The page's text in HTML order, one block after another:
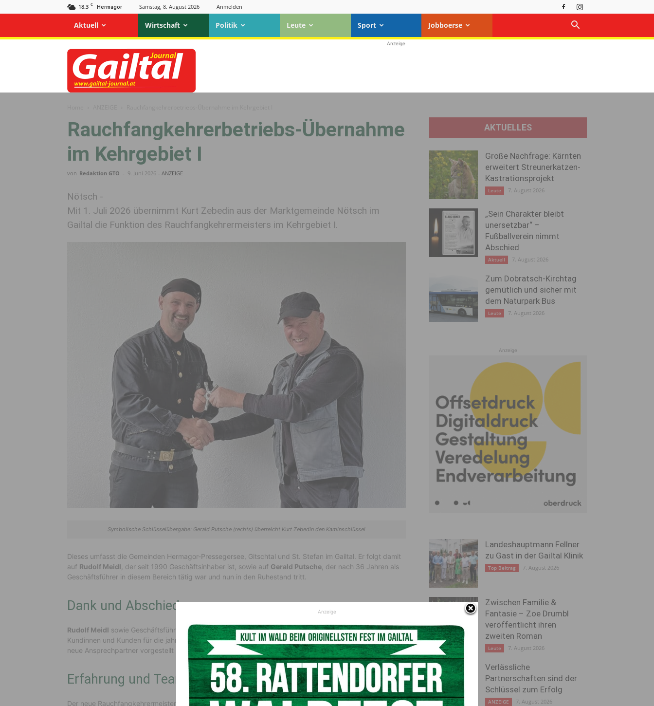
18.3 C Hermagor Samstag, 8. August 2026 Anmelden
Aktuell Wirtschaft Politik Leute Sport Jobboerse
Gailtal
Journal
Anzeige
Rauchfangkehrerbetriebs-Übernahme
im Kehrgebiet I
von Redaktion GTO - 9. Juni 2026 - ANZEIGE
Nötsch -
Mit 1. Juli 2026 übernimmt Kurt Zebedin aus der Marktgemeinde Nötsch im
Gailtal die Funktion des Rauchfangkehrermeisters im Kehrgebiet I.
Symbolische Schlüsselübergabe: Gerald Putsche (rechts) überreicht Kurt Zebedin den Kaminschlüssel
Dieses umfasst die Gemeinden Hermagor-Pressegersee, Gitschtal und St. Stefan im Gailtal. Er folgt damit
auf Rudolf Meidl , der seit 1990 Geschäftsinhaber ist, sowie auf Gerald Putsche , der nach 36 Jahren als
Geschäftsführer in diesem Bereich tätig war und nun in den Ruhestand tritt.
Dank und Abschied
Rudolf Meidl sowie Geschäftsführer und RauchfangkehrermeisterGerald Putschebedanken sich bei den
Kundinnen und Kunden für die jahrzehntelange Treue und die gute Zusammenarbeit. Gleichzeitig wird der
neue Ansprechpartner vorgestellt und für die Zukunft alles Gute, vor allem Gesundheit, gewünscht.
Erfahrung und Team von Kurt Zebedin
Der neue Rauchfangkehrermeister ist seit über 30 Jahren im Beruf tätig und bringt fast 20 Jahre
AKTUELLES
Große Nachfrage: Kärnten
erweitert Streunerkatzen-
Kastrationsprojekt
Leute 7. August 2026
„Sein Charakter bleibt
unersetzbar“ –
Fußballverein nimmt
Abschied
Aktuell 7. August 2026
Zum Dobratsch-Kirchtag
gemütlich und sicher mit
dem Naturpark Bus
Leute 7. August 2026
Anzeige
Landeshauptmann Fellner
zu Gast in der Gailtal Klinik
Top Beitrag 7. August 2026
Zwischen Familie &
Fantasie – Zoe Drumbl
veröffentlicht ihren
zweiten Roman
Leute 7. August 2026
Verlässliche
Partnerschaften sind der
Schlüssel zum Erfolg
ANZEIGE 7. August 2026
Anzeige